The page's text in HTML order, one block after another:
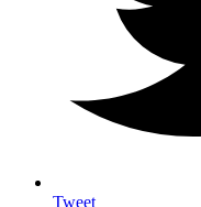
Tweet